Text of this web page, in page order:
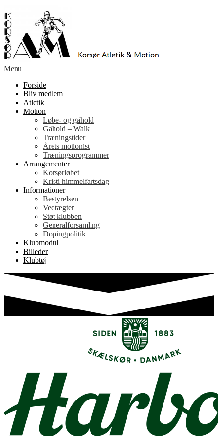
til
indhold
Menu
Forside
Bliv medlem
Atletik
Motion
Løbe- og gåhold
Gåhold – Walk
Træningstider
Årets motionist
Træningsprogrammer
Arrangementer
Korsørløbet
Kristi himmelfartsdag
Informationer
Bestyrelsen
Vedtægter
Støt klubben
Generalforsamling
Dopingpolitik
Klubmodul
Billeder
Klubtøj